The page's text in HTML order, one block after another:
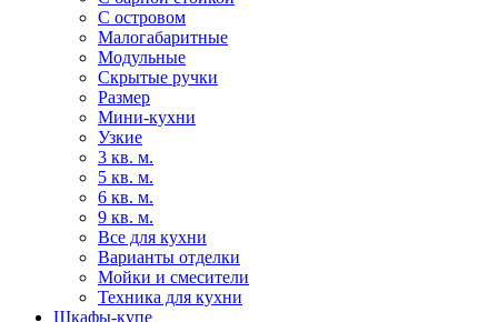
С островом
Малогабаритные
Модульные
Скрытые ручки
Размер
Мини-кухни
Узкие
3 кв. м.
5 кв. м.
6 кв. м.
9 кв. м.
Все для кухни
Варианты отделки
Мойки и смесители
Техника для кухни
Шкафы-купе